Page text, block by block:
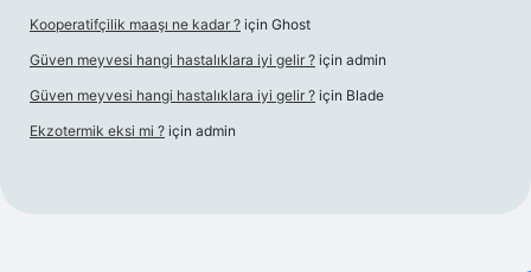
Kooperatifçilik maaşı ne kadar ? için Ghost
Güven meyvesi hangi hastalıklara iyi gelir ? için admin
Güven meyvesi hangi hastalıklara iyi gelir ? için Blade
Ekzotermik eksi mi ? için admin